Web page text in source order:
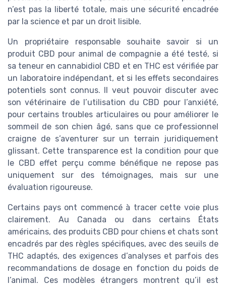
n’est pas la liberté totale, mais une sécurité encadrée
par la science et par un droit lisible.
Un propriétaire responsable souhaite savoir si un
produit CBD pour animal de compagnie a été testé, si
sa teneur en cannabidiol CBD et en THC est vérifiée par
un laboratoire indépendant, et si les effets secondaires
potentiels sont connus. Il veut pouvoir discuter avec
son vétérinaire de l’utilisation du CBD pour l’anxiété,
pour certains troubles articulaires ou pour améliorer le
sommeil de son chien âgé, sans que ce professionnel
craigne de s’aventurer sur un terrain juridiquement
glissant. Cette transparence est la condition pour que
le CBD effet perçu comme bénéfique ne repose pas
uniquement sur des témoignages, mais sur une
évaluation rigoureuse.
Certains pays ont commencé à tracer cette voie plus
clairement. Au Canada ou dans certains États
américains, des produits CBD pour chiens et chats sont
encadrés par des règles spécifiques, avec des seuils de
THC adaptés, des exigences d’analyses et parfois des
recommandations de dosage en fonction du poids de
l’animal. Ces modèles étrangers montrent qu’il est